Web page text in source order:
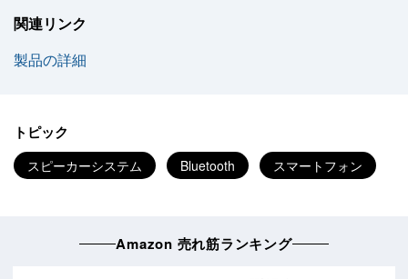
関連リンク
製品の詳細
トピック
スピーカーシステム Bluetooth スマートフォン